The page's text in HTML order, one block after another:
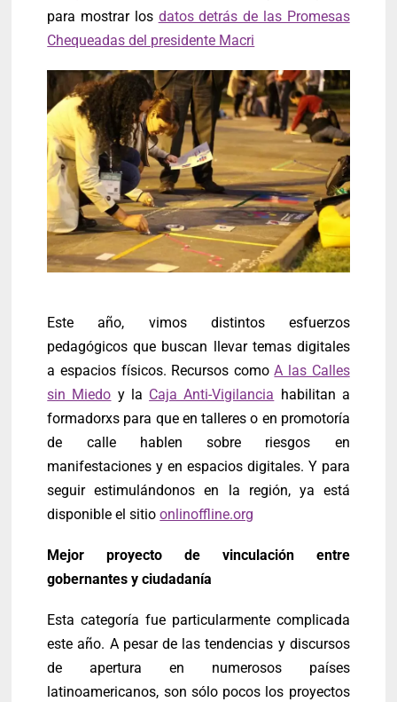
para mostrar los datos detrás de las Promesas
Chequeadas del presidente Macri
Este año, vimos distintos esfuerzos
pedagógicos que buscan llevar temas digitales
a espacios físicos. Recursos comoA las Calles
sin Miedo y la Caja Anti-Vigilancia habilitan a
formadorxs para que en talleres o en promotoría
de calle hablen sobre riesgos en
manifestaciones y en espacios digitales. Y para
seguir estimulándonos en la región, ya está
disponible el sitioonlinoffline.org
Mejor proyecto de vinculación entre
gobernantes y ciudadanía
Esta categoría fue particularmente complicada
este año. A pesar de las tendencias y discursos
de apertura en numerosos países
latinoamericanos, son sólo pocos los proyectos